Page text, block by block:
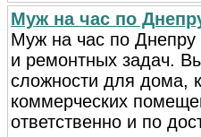
Муж на час по
Муж на час по
и ремонтных задач.
сложности для дома,
коммерческих
ответственно и по